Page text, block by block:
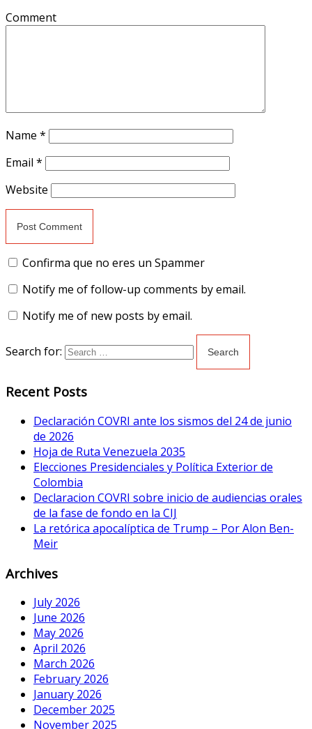
Comment
Name *
Email *
Website
Confirma que no eres un Spammer
Notify me of follow-up comments by email.
Notify me of new posts by email.
Search for:
Recent Posts
Declaración COVRI ante los sismos del 24 de junio
de 2026
Hoja de Ruta Venezuela 2035
Elecciones Presidenciales y Política Exterior de
Colombia
Declaracion COVRI sobre inicio de audiencias orales
de la fase de fondo en la CIJ
La retórica apocalíptica de Trump – Por Alon Ben-
Meir
Archives
July 2026
June 2026
May 2026
April 2026
March 2026
February 2026
January 2026
December 2025
November 2025